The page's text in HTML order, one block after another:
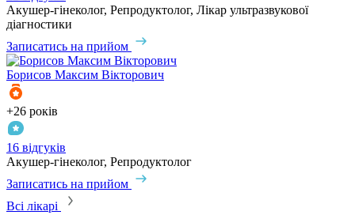
Акушер-гінеколог, Репродуктолог, Лікар ультразвукової
діагностики
Записатись на прийом
Борисов Максим Вікторович
+26 років
16 відгуків
Акушер-гінеколог, Репродуктолог
Записатись на прийом
Всі лікарі